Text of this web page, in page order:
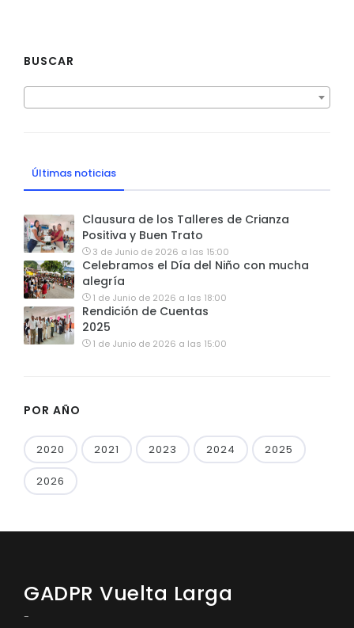
BUSCAR
Últimas noticias
Clausura de los Talleres de Crianza
Positiva y Buen Trato
3 de Junio de 2026 a las 15:00
Celebramos el Día del Niño con mucha
alegría
1 de Junio de 2026 a las 18:00
Rendición de Cuentas
2025
1 de Junio de 2026 a las 15:00
POR AÑO
2020 2021 2023 2024 2025
2026
GADPR Vuelta Larga
-